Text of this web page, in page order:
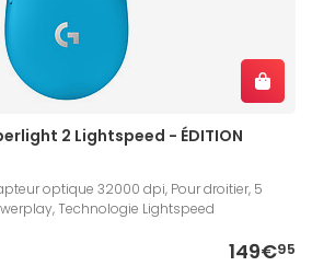
2 Lightspeed - ÉDITION
optique 32000 dpi, Pour droitier, 5
Technologie Lightspeed
149€95